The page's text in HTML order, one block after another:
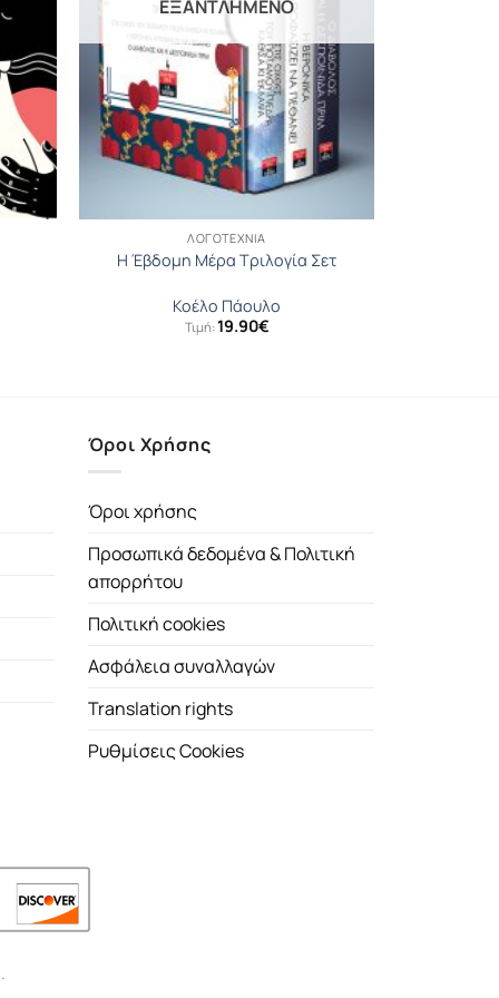
ΕΞΑΝΤΛΗΜΈΝΟ
ΛΟΓΟΤΕΧΝΊΑ
Η Έβδομη Μέρα Τριλογία Σετ
Κοέλο Πάουλο
Τιμή:19.90€
Όροι Χρήσης
Όροι χρήσης
Προσωπικά δεδομένα & Πολιτική
απορρήτου
Πολιτική cookies
Ασφάλεια συναλλαγών
Translation rights
Ρυθμίσεις Cookies